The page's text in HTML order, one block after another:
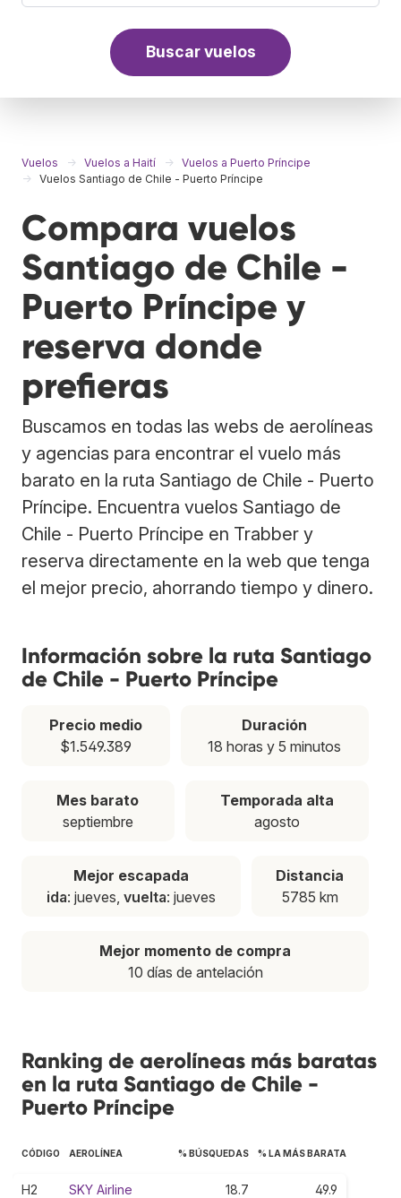
Buscar vuelos
Vuelos Vuelos a Haití
Vuelos a Puerto Príncipe
Vuelos Santiago de Chile - Puerto Príncipe
Compara vuelos
Santiago de Chile -
Puerto Príncipe y
reserva donde
prefieras
Buscamos en todas las webs de aerolíneas
y agencias para encontrar el vuelo más
barato en la ruta Santiago de Chile - Puerto
Príncipe. Encuentra vuelos Santiago de
Chile - Puerto Príncipe en Trabber y
reserva directamente en la web que tenga
el mejor precio, ahorrando tiempo y dinero.
Información sobre la ruta Santiago
de Chile - Puerto Príncipe
Precio medio
$1.549.389
Duración
18 horas y 5 minutos
Mes barato
septiembre
Temporada alta
agosto
Mejor escapada
ida: jueves, vuelta: jueves
Distancia
5785 km
Mejor momento de compra
10 días de antelación
Ranking de aerolíneas más baratas
en la ruta Santiago de Chile -
Puerto Príncipe
CÓDIGO AEROLÍNEA % BÚSQUEDAS % LA MÁS BARATA
H2 SKY Airline 18.7 49.9